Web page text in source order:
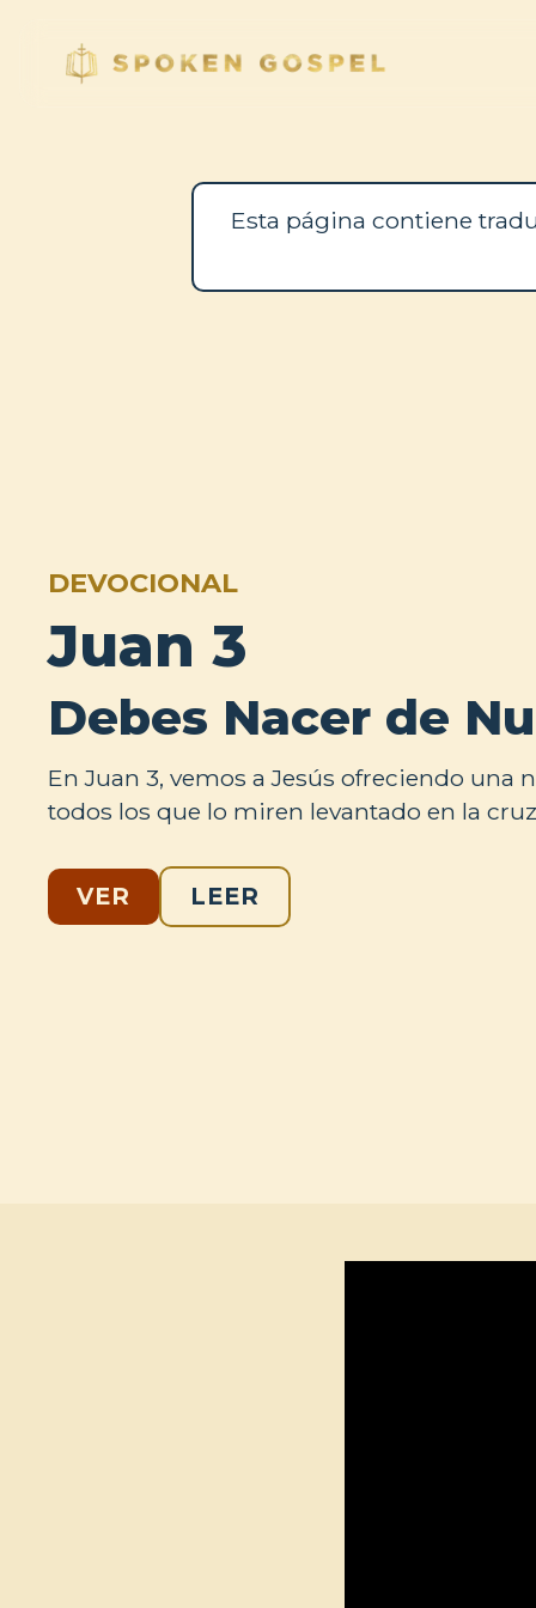
Esta página contiene
DEVOCIONAL
Juan 3
Debes Nacer de
En Juan 3, vemos a Jesús ofreciendo una
todos los que lo miren levantado en la
VER LEER